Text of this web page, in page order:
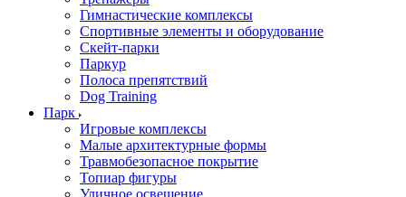
Гимнастические комплексы
Спортивные элементы и оборудование
Скейт-парки
Паркур
Полоса препятствий
Dog Training
Парк
Игровые комплексы
Малые архитектурные формы
Травмобезопасное покрытие
Топиар фигуры
Уличное освещение